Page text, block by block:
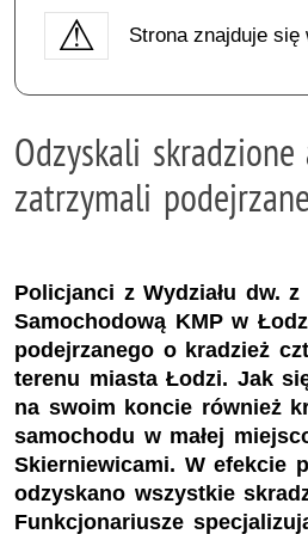
Strona znajduje się
Odzyskali
zatrzymali
Policjanci z Wydziału dw.
Samochodową KMP w
podejrzanego o kradzież
terenu miasta Łodzi. Jak
na swoim koncie również
samochodu w małej
Skierniewicami. W efekcie
odzyskano wszystkie
Funkcjonariusze